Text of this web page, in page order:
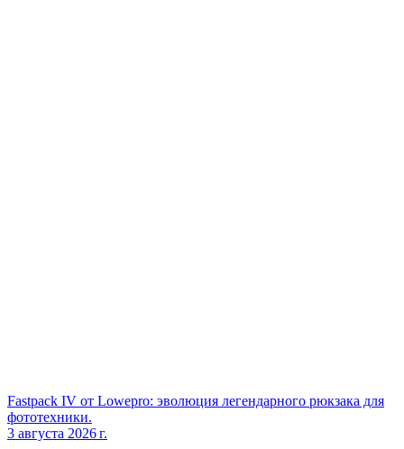
Fastpack IV от Lowepro: эволюция легендарного рюкзака для
фототехники.
3 августа 2026 г.